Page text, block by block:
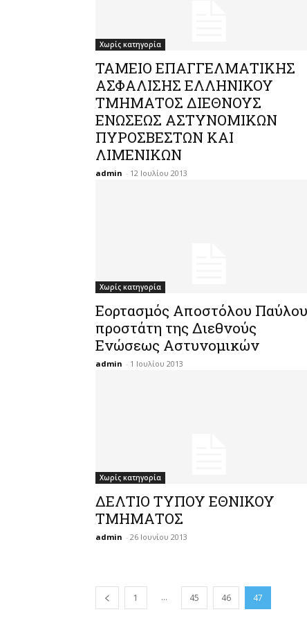
Χωρίς κατηγορία
ΤΑΜΕΙΟ ΕΠΑΓΓΕΛΜΑΤΙΚΗΣ
ΑΣΦΑΛΙΣΗΣ ΕΛΛΗΝΙΚΟΥ
ΤΜΗΜΑΤΟΣ ΔΙΕΘΝΟΥΣ
ΕΝΩΣΕΩΣ ΑΣΤΥΝΟΜΙΚΩΝ
ΠΥΡΟΣΒΕΣΤΩΝ ΚΑΙ
ΛΙΜΕΝΙΚΩΝ
admin - 12 Ιουλίου 2013
Χωρίς κατηγορία
Εορτασμός Αποστόλου
προστάτη της Διεθνούς
Ενώσεως Αστυνομικών
admin - 1 Ιουλίου 2013
Χωρίς κατηγορία
ΔΕΛΤΙΟ ΤΥΠΟΥ ΕΘΝΙΚΟΥ
ΤΜΗΜΑΤΟΣ
admin - 26 Ιουνίου 2013
1 ... 45 46 47